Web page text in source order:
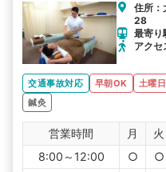
住所：
28
最寄り
アクセ
交通事故対応 早朝OK 土曜
鍼灸
営業時間 月 火
8:00～12:00
○ ○